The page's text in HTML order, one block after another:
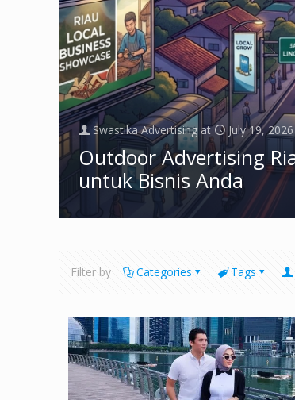
Swastika Advertising at July 19, 2026
Outdoor Advertising
untuk Bisnis Anda
Filter by Categories Tags